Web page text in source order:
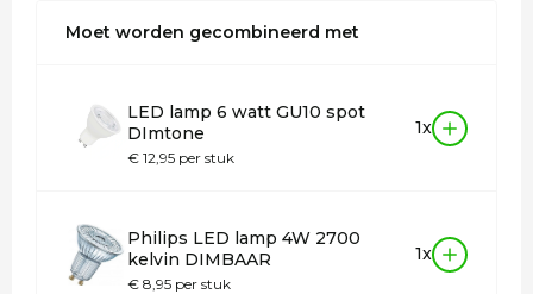
Moet worden gecombineerd met
LED lamp 6 watt GU10 spot
DImtone
€ 12,95 per stuk
1x
Philips LED lamp 4W 2700
kelvin DIMBAAR
€ 8,95 per stuk
1x